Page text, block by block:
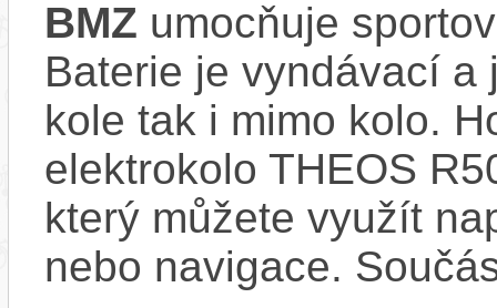
BMZ umocňuje
Baterie je vyndávací
kole tak i mimo kolo.
elektrokolo THEOS
který můžete využít
nebo navigace.